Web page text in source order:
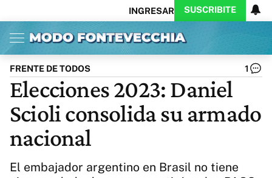
INGRESAR SUSCRIBITE
Inicio Ahora
Opinión
Política
Ciencia
Cultura
Arte
Educación
Internacional
CARAS
Exitoina
Turismo
Videos
Business
Caras
Actualidad
FRENTE DE TODOS 1
Elecciones 2023: Daniel
Scioli consolida su armado
nacional
El embajador argentino en Brasil no tiene